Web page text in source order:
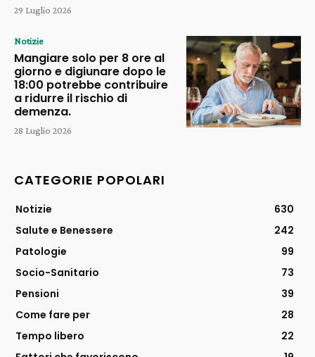
29 Luglio 2026
Notizie
Mangiare solo per 8 ore al
giorno e digiunare dopo le
18:00 potrebbe contribuire
a ridurre il rischio di
demenza.
28 Luglio 2026
CATEGORIE POPOLARI
Notizie
630
Salute e Benessere
242
Patologie
99
Socio-Sanitario
73
Pensioni
39
Come fare per
28
Tempo libero
22